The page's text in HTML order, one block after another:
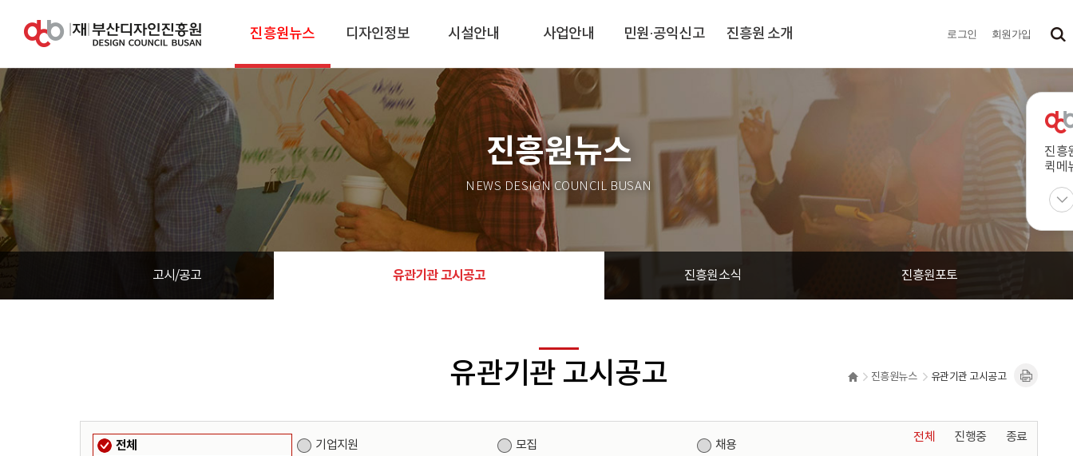
진흥원뉴스 디자인정보 시설안내 사업안내 민원·공익신고 진흥원 소개 로그인 회원가입
진흥
퀵메
진흥원뉴스
NEWS DESIGN COUNCIL BUSAN
고시/공고 유관기관 고시공고 진흥원소식 진흥원포토
유관기관 고시공고 진흥원뉴스 유관기관 고시공고
전체 기업지원 모집
채용
전체 진행중 종료